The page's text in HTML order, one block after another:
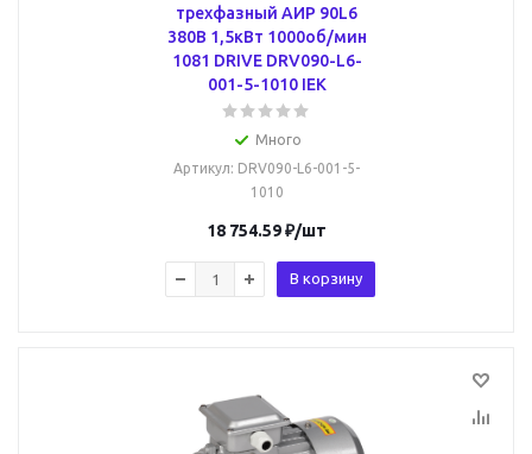
трехфазный АИР 90L6
380В 1,5кВт 1000об/мин
1081 DRIVE DRV090-L6-
001-5-1010 IEK
Много
Артикул: DRV090-L6-001-5-
1010
18 754.59₽/шт
В корзину